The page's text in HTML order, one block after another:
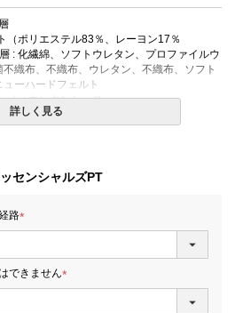
（ポリエステル83％、レーヨン17％
: 化繊綿、ソフトウレタン、プロファイルウ
不織布、不織布、ウレタン、不織布、ソフト
ーハードフェルト
ト : ウレタンケース
シーツ : H35タイプ
象商品】
トレス単体購入の金額です。
Ｋ！
・離島等一部地域へのお届けは別途送料が
がございます。また、発送予定も変更になる
す。
詳しく見る
センシャルズPT
路
(
)
できません
(